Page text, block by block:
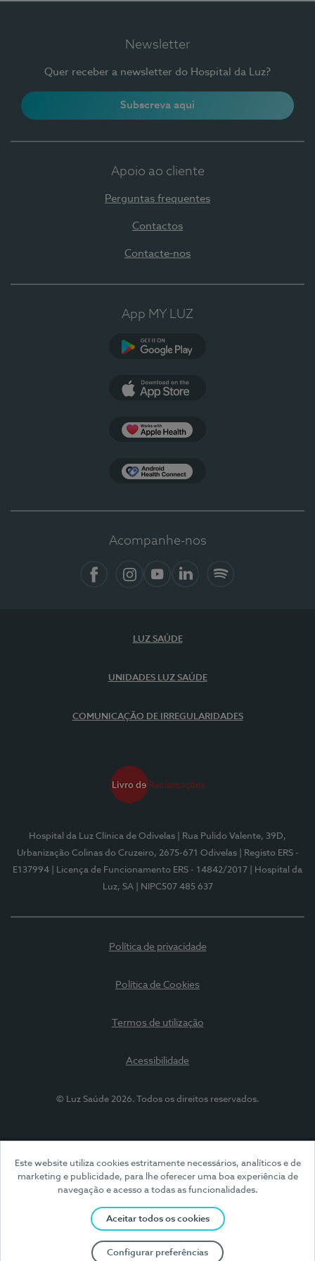
Este website utiliza cookies estritamente necessários, analíticos e de
marketing e publicidade, para lhe oferecer uma boa experiência de
navegação e acesso a todas as funcionalidades.
Aceitar todos os cookies
Configurar preferências
Newsletter
Quer receber a newsletter do Hospital da Luz?
Subscreva aqui
Apoio ao cliente
Perguntas frequentes
Contactos
Contacte-nos
App MY LUZ
Acompanhe-nos
LUZ SAÚDE
UNIDADES LUZ SAÚDE
COMUNICAÇÃO DE IRREGULARIDADES
Hospital da Luz Clínica de Odivelas
| Rua Pulido Valente, 39D,
Urbanização Colinas do Cruzeiro, 2675-671 Odivelas
| Registo ERS -
E137994
| Licença de Funcionamento ERS - 14842/2017
| Hospital da
Luz, SA
| NIPC507 485 637
Política de privacidade
Política de Cookies
Termos de utilização
Acessibilidade
© Luz Saúde 2026. Todos os direitos reservados.